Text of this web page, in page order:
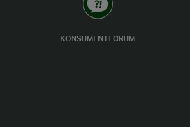
KONSUMENTFORUM